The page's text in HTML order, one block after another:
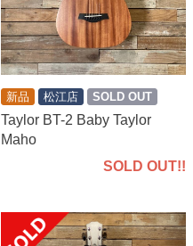
新品 松江店 SOLD OUT
Taylor BT-2 Baby Taylor
Maho
SOLD OUT!!